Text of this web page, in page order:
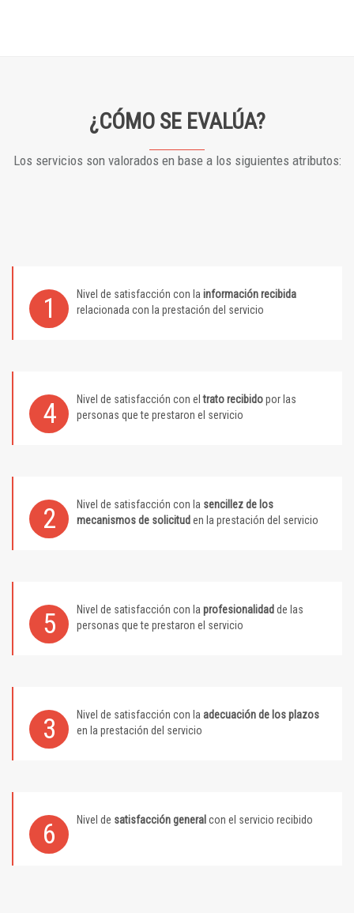
¿CÓMO SE EVALÚA?
Los servicios son valorados en base a los siguientes atributos:
1 Nivel de satisfacción con la información recibida
relacionada con la prestación del servicio
4 Nivel de satisfacción con eltrato recibidopor las
personas que te prestaron el servicio
2 Nivel de satisfacción con la sencillez de los
mecanismos de solicitud en la prestación del servicio
5 Nivel de satisfacción con la profesionalidad de las
personas que te prestaron el servicio
3 Nivel de satisfacción con la adecuación de los plazos
en la prestación del servicio
6 Nivel de satisfacción general con el servicio recibido